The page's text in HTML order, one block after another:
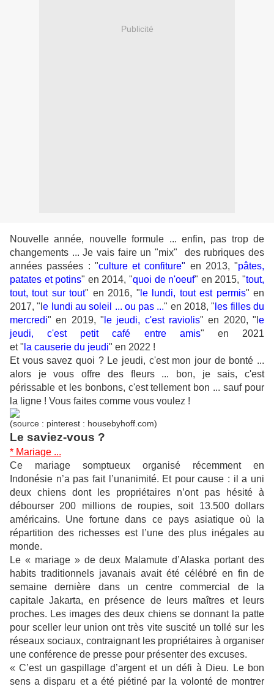
Publicité
Nouvelle année, nouvelle formule ... enfin, pas trop de
changements ... Je vais faire un "mix" des rubriques des
années passées : "culture et confiture" en 2013, "pâtes,
patates et potins" en 2014, "quoi de n'oeuf" en 2015, "tout,
tout, tout sur tout" en 2016, " le lundi, tout est permis" en
2017, "le lundi au soleil ... ou pas ..." en 2018, " les filles du
mercredi" en 2019, " le jeudi, c'est raviolis" en 2020, "l e
jeudi, c'est petit café entre amis" en 2021
et " la causerie du jeudi" en 2022 !
Et vous savez quoi ? Le jeudi, c'est mon jour de bonté ...
alors je vous offre des fleurs ... bon, je sais, c'est
périssable et les bonbons, c'est tellement bon ... sauf pour
la ligne ! Vous faites comme vous voulez !
(source : pinterest : housebyhoff.com)
Le saviez-vous ?
* Mariage ...
Ce mariage somptueux organisé récemment en
Indonésie n’a pas fait l’unanimité. Et pour cause : il a uni
deux chiens dont les propriétaires n’ont pas hésité à
débourser 200 millions de roupies, soit 13.500 dollars
américains. Une fortune dans ce pays asiatique où la
répartition des richesses est l’une des plus inégales au
monde.
Le « mariage » de deux Malamute d’Alaska portant des
habits traditionnels javanais avait été célébré en fin de
semaine dernière dans un centre commercial de la
capitale Jakarta, en présence de leurs maîtres et leurs
proches. Les images des deux chiens se donnant la patte
pour sceller leur union ont très vite suscité un tollé sur les
réseaux sociaux, contraignant les propriétaires à organiser
une conférence de presse pour présenter des excuses.
« C’est un gaspillage d’argent et un défi à Dieu. Le bon
sens a disparu et a été piétiné par la volonté de montrer